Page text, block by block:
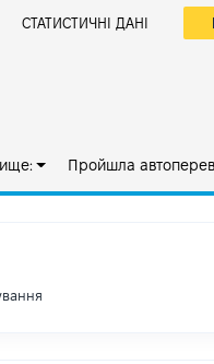
СТАТИСТИЧНІ ДАНІ
Пройшла